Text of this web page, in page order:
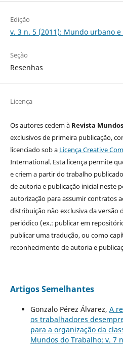
Edição
v. 3 n. 5 (2011): Mundo urbano
Seção
Resenhas
Licença
Os autores cedem à Revista
exclusivos de primeira publicação,
licenciado sob a Licença Creative
International. Esta licença permite
e criem a partir do trabalho
de autoria e publicação inicial neste
autorização para assumir contratos
distribuição não exclusiva da versão
periódico (ex.: publicar em
publicar uma tradução, ou como
reconhecimento de autoria e
Artigos Semelhantes
Gonzalo Pérez Álvarez, A
os trabalhadores
para a organização da
Mundos do Trabalho: v. 7